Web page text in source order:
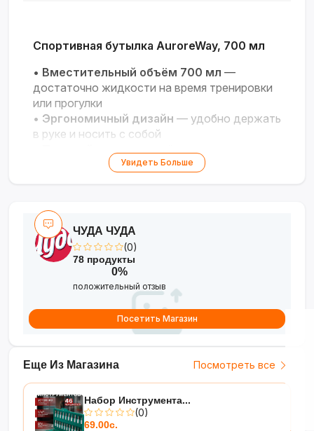
Спортивная бутылка AuroreWay, 700 мл
• Вместительный объём 700 мл —
достаточно жидкости на время тренировки
или прогулки
• Эргономичный дизайн — удобно держать
в руке и носить с собой
Прочный пластик— лёгкость и
долговечность использования
стиль
Увидеть Больше
Еще Из Магазина Посмотреть все
Набор Инструмента...
(0)
69.00с.
ЧУДА ЧУДА
(0)
78 продукты
0%
положительный отзыв
Посетить Магазин